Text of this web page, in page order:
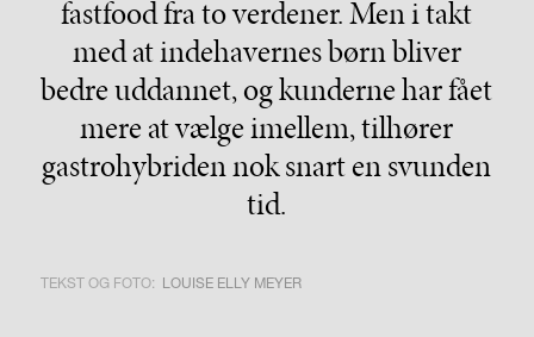
fastfood fra to verdener. Men i takt
med at indehavernes børn bliver
bedre uddannet, og kunderne har fået
mere at vælge imellem, tilhører
gastrohybriden nok snart en svunden
tid.
TEKST OG FOTO: LOUISE ELLY MEYER